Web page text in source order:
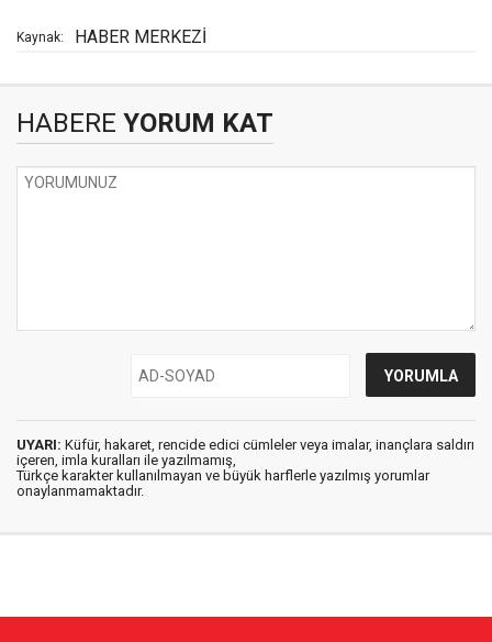
Kaynak: HABER MERKEZİ
HABERE YORUM KAT
UYARI: Küfür, hakaret, rencide edici cümleler veya imalar, inançlara saldırı
içeren, imla kuralları ile yazılmamış,
Türkçe karakter kullanılmayan ve büyük harflerle yazılmış yorumlar
onaylanmamaktadır.